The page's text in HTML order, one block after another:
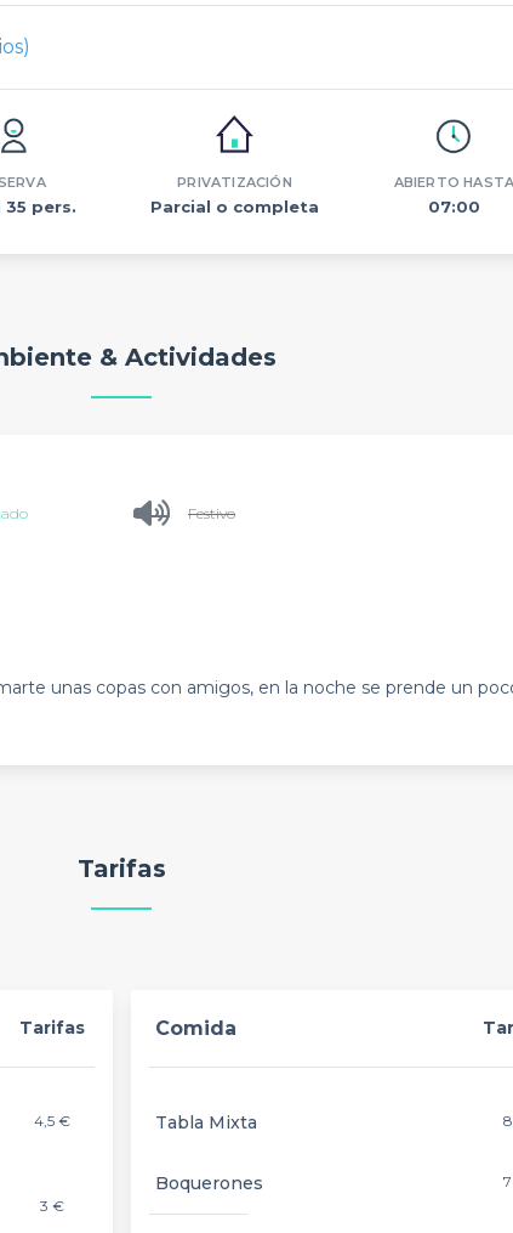
35 pers.
PRIVATIZACIÓN
Parcial o completa
ABIERTO HASTA
07:00
& Actividades
Festivo
unas copas con amigos, en la noche se prende un
Tarifas
Tarifas
4,5 €
3 €
Comida
Tabla Mixta
Boquerones